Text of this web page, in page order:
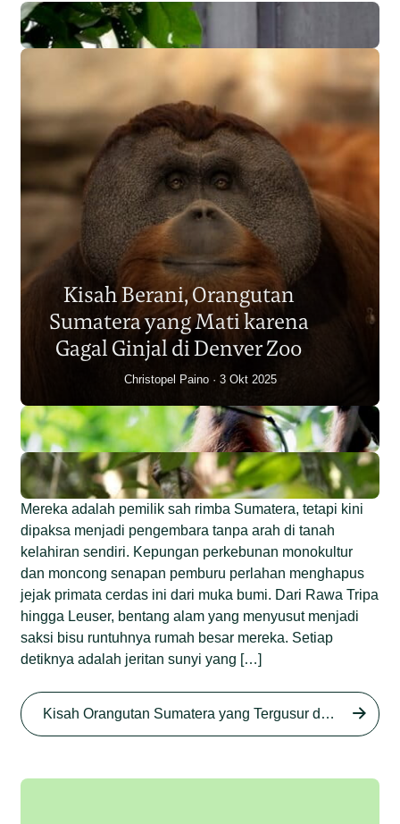
Populasi Orangutan
Sumatera Berkurang 2.700
Individu dalam Satu Dekade?
Junaidi Hanafiah 14 Jul 2026
Kisah Berani, Orangutan
Sumatera yang Mati karena
Gagal Ginjal di Denver Zoo
Christopel Paino 3 Okt 2025
Sumatera di Rawa Tripa
Junaidi Hanafiah 27 Agu 2025
Begini Modus Perburuan
Mereka adalah pemilik sah rimba Sumatera, tetapi kini
dipaksa menjadi pengembara tanpa arah di tanah
kelahiran sendiri. Kepungan perkebunan monokultur
dan moncong senapan pemburu perlahan menghapus
jejak primata cerdas ini dari muka bumi. Dari Rawa Tripa
hingga Leuser, bentang alam yang menyusut menjadi
saksi bisu runtuhnya rumah besar mereka. Setiap
detiknya adalah jeritan sunyi yang […]
Kisah Orangutan Sumatera yang Tergusur dari Rumah Sendiri series